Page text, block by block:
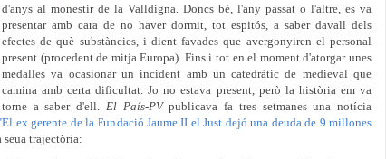
d'anys al monestir de la Valldigna. Doncs bé, l'any passat o l'altre, es va
presentar amb cara de no haver dormit, tot espitós, a saber davall dels
efectes de què substàncies, i dient favades que avergonyiren el personal
present (procedent de mitja Europa). Fins i tot en el moment d'atorgar unes
medalles va ocasionar un incident amb un catedràtic de medieval que
camina amb certa dificultat. Jo no estava present, però la història em va
a saber d'ell. El País-PVpublicava fa tres setmanes una notícia
ex gerente de la Fundació Jaume II el Just dejó una deuda de 9 millones
seua trajectòria: